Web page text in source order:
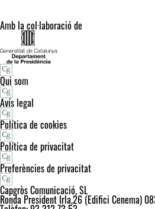
Amb la col·laboració de
Qui som
Avís legal
Política de cookies
Política de privacitat
Preferències de privacitat
Capgròs Comunicació, SL
Ronda President Irla,26 (Edifici Cenema)